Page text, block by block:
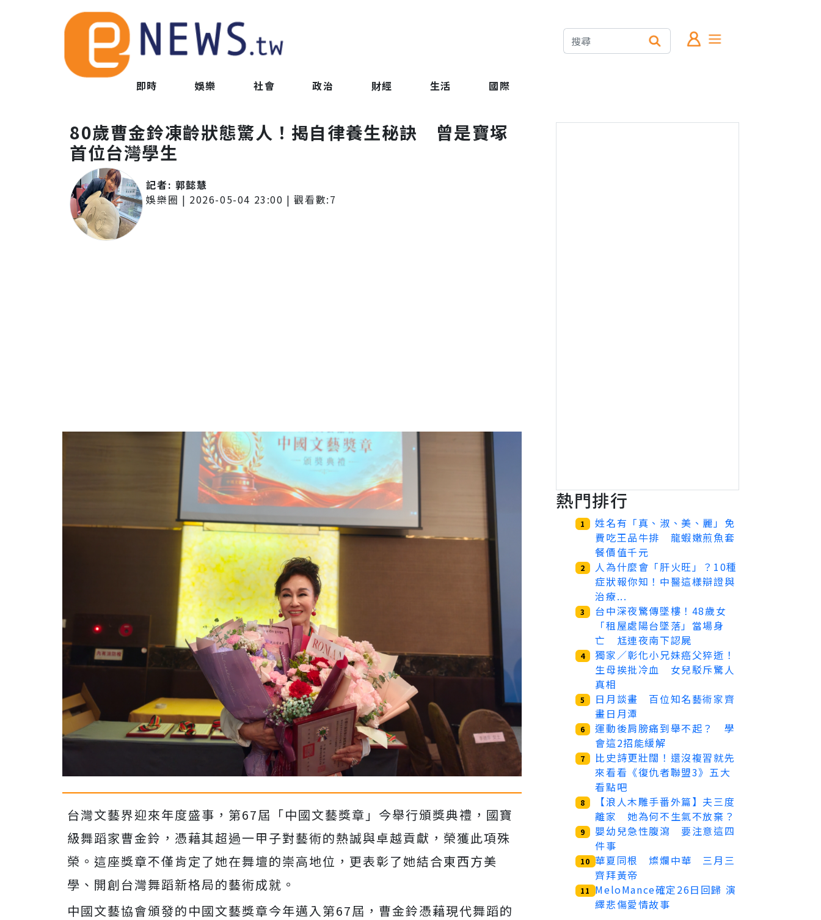
即時 娛樂 社會 政治 財經 生活 國際
80歲曹金鈴凍齡狀態驚人！揭自律養生秘訣 曾是寶塚
首位台灣學生
記者: 郭懿慧
娛樂圈 | 2026-05-04 23:00 | 觀看數:7
台灣文藝界迎來年度盛事，第67屆「中國文藝獎章」今舉行頒獎典禮，國寶
級舞蹈家曹金鈴，憑藉其超過一甲子對藝術的熱誠與卓越貢獻，榮獲此項殊
榮。這座獎章不僅肯定了她在舞壇的崇高地位，更表彰了她結合東西方美
學、開創台灣舞蹈新格局的藝術成就。
中國文藝協會頒發的中國文藝獎章今年邁入第67屆，曹金鈴憑藉現代舞蹈的
熱門排行
1
姓名有「真、淑、美、麗」免
費吃王品牛排 龍蝦嫩煎魚套
餐價值千元
2
人為什麼會「肝火旺」？10種
症狀報你知！中醫這樣辯證與
治療...
3
台中深夜驚傳墜樓！48歲女
「租屋處陽台墜落」當場身
亡 尪連夜南下認屍
4
獨家／彰化小兄妹癌父猝逝！
生母挨批冷血 女兒駁斥驚人
真相
5
日月談畫 百位知名藝術家齊
畫日月潭
6
運動後肩膀痛到舉不起？ 學
會這2招能緩解
7
比史詩更壯闊！還沒複習就先
來看看《復仇者聯盟3》五大
看點吧
8
【浪人木雕手番外篇】夫三度
離家 她為何不生氣不放棄？
9
嬰幼兒急性腹瀉 要注意這四
件事
10 華夏同根 燦爛中華 三月三
齊拜黃帝
11
MeloMance確定26日回歸 演
繹悲傷愛情故事